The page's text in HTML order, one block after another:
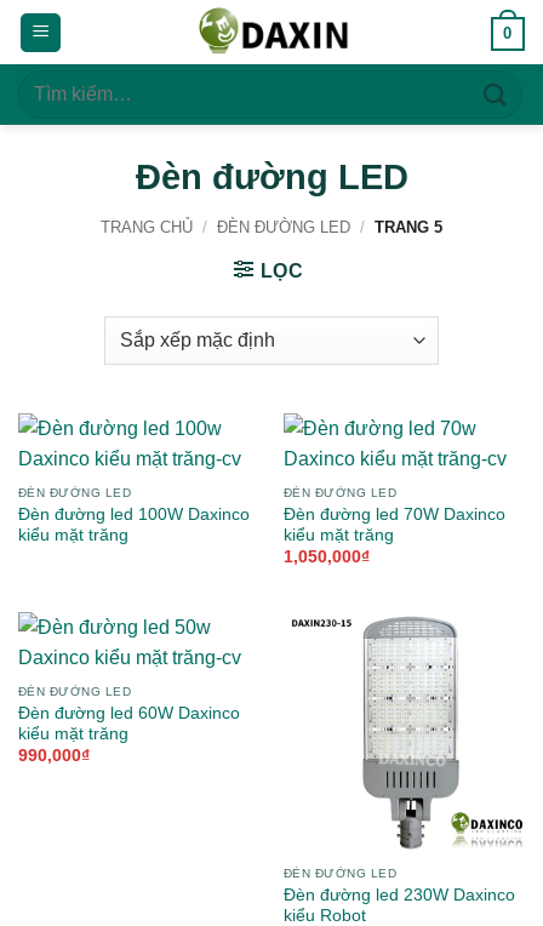
Bỏ
qua
dung
0
Tìm
Đèn đường LED
TRANG CHỦ / ĐÈN ĐƯỜNG LED / TRANG 5
LỌC
ĐÈN ĐƯỜNG LED
Đèn đường led 100W Daxinco
kiểu mặt trăng
ĐÈN ĐƯỜNG LED
Đèn đường led 70W Daxinco
kiểu mặt trăng
1,050,000₫
ĐÈN ĐƯỜNG LED
Đèn đường led 60W Daxinco
kiểu mặt trăng
990,000₫
ĐÈN ĐƯỜNG LED
Đèn đường led 230W Daxinco
kiểu Robot